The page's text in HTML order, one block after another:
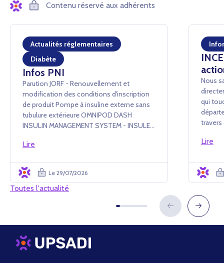
Contenu réservé aux adhérents
Actualités réglementaires
Diabète
Infos PNI
Parution JORF - Renouvellement et
modification des conditions d'inscription
de produit Pompe à insuline externe sans
tubulure extérieure OMNIPOD DASH
INSULIN MANAGEMENT SYSTEM - INSULET
renouvellement d'inscription et
Lire
Le 29/07/2026
Nous
qui
Lire
Toutes l'actualité